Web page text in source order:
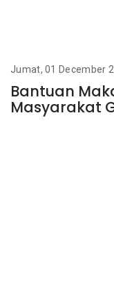
Jumat, 01 December
Bantuan
Masyarakat